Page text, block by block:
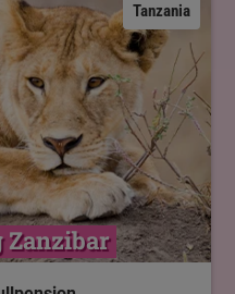
Tanzania
Zanzibar